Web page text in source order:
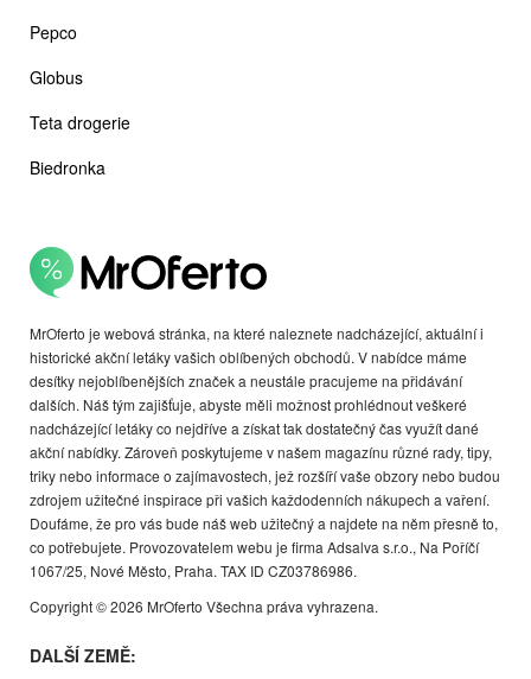
MrOferto je webová stránka, na které naleznete nadcházející, aktuální i
historické akční letáky vašich oblíbených obchodů. V nabídce máme
desítky nejoblíbenějších značek a neustále pracujeme na přidávání
dalších. Náš tým zajišťuje, abyste měli možnost prohlédnout veškeré
nadcházející letáky co nejdříve a získat tak dostatečný čas využít dané
akční nabídky. Zároveň poskytujeme v našem magazínu různé rady, tipy,
triky nebo informace o zajímavostech, jež rozšíří vaše obzory nebo budou
zdrojem užitečné inspirace při vašich každodenních nákupech a vaření.
Doufáme, že pro vás bude náš web užitečný a najdete na něm přesně to,
co potřebujete. Provozovatelem webu je firma Adsalva s.r.o., Na Poříčí
1067/25, Nové Město, Praha. TAX ID CZ03786986.
Copyright © 2026 MrOferto Všechna práva vyhrazena.
Pepco
Globus
Teta drogerie
Biedronka
DALŠÍ ZEMĚ: